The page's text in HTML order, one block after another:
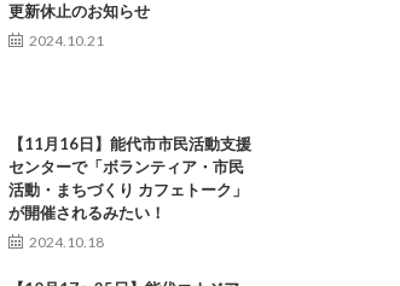
更新休止のお知らせ
2024.10.21
【11月16日】能代市市民活動支援
センターで「ボランティア・市民
活動・まちづくり カフェトーク」
が開催されるみたい！
2024.10.18